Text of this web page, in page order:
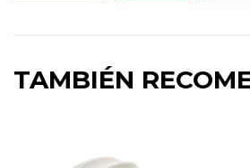
TAMBIÉN